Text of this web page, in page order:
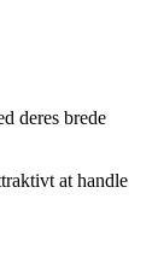
deres brede
at handle